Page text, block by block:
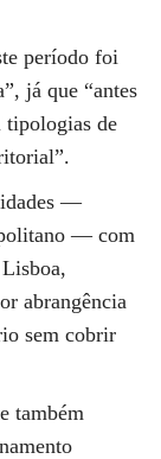
período foi
já que “antes
tipologias de
—
— com
abrangência
sem cobrir
também